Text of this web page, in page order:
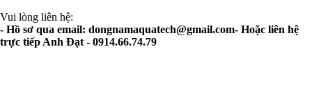
Vui lòng liên hệ:
- Hồ sơ qua email: dongnamaquatech@gmail.com- Hoặc liên hệ
trực tiếp Anh Đạt - 0914.66.74.79